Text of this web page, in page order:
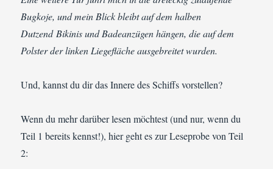
Bugkoje, und mein Blick bleibt auf dem halben
Dutzend Bikinis und Badeanzügen hängen, die auf dem
Polster der linken Liegefläche ausgebreitet wurden.
Und, kannst du dir das Innere des Schiffs vorstellen?
Wenn du mehr darüber lesen möchtest (und nur, wenn du
Teil 1 bereits kennst!), hier geht es zur Leseprobe von Teil
2: